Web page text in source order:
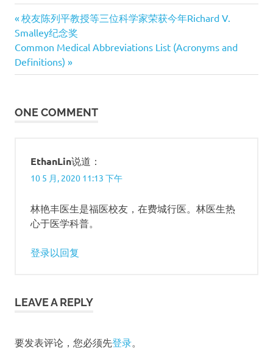
COVID-
19
新
病
炎
文
章
航
Previous
Post:
校友陈列平教授等三位科学家荣获今年Richard V.
Smalley纪念奖
Next
Post:
Common Medical Abbreviations List (Acronyms and
Definitions)
ONE COMMENT
EthanLin说道：
10 5 月, 2020 11:13 下午
林艳丰医生是福医校友，在费城行医。林医生热
心于医学科普。
登录以回复
LEAVE A REPLY
要发表评论，您必须先登录